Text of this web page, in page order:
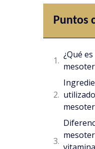
Puntos
¿Qué es